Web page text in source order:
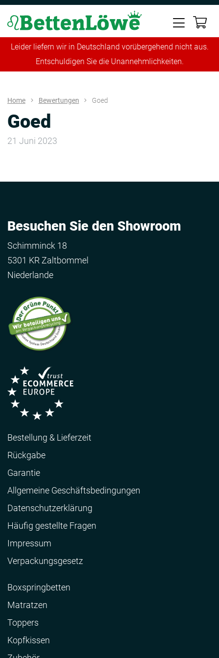
Leider liefern wir in Deutschland vorübergehend nicht aus.
Entschuldigen Sie die Unannehmlichkeiten.
Home Bewertungen Goed
Goed
21 Juni 2023
Besuchen Sie den Showroom
Schimminck 18
5301 KR Zaltbommel
Niederlande
Bestellung & Lieferzeit
Rückgabe
Garantie
Allgemeine Geschäftsbedingungen
Datenschutzerklärung
Häufig gestellte Fragen
Impressum
Verpackungsgesetz
Boxspringbetten
Matratzen
Toppers
Kopfkissen